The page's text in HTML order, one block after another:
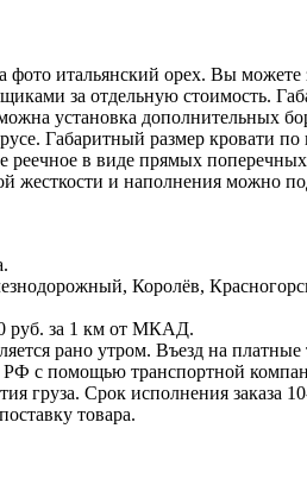
итальянский орех. Вы можете
за отдельную стоимость.
установка дополнительных
Габаритный размер кровати
в виде прямых
жесткости и наполнения можно
Королёв,
руб. за 1 км от МКАД.
рано утром. Въезд на платные
с помощью транспортной
груза. Срок исполнения заказа
товара.